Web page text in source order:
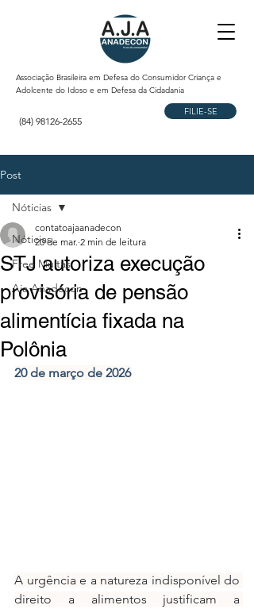
Associação Brasileira em Defesa do Consumidor Criança e
Adolcente do Idoso e em Defesa da Cidadania
(84) 98126-2655
FILIE-SE
Post
Nóticias
Free Multas
Aja Anadecon
Nóticias
STJ autoriza execução
provisória de pensão
alimentícia fixada na
Polônia
contatoajaanadecon
20 de mar. 2 min de leitura
20 de março de 2026
A urgência e a natureza indisponível do
direito a alimentos justificam a